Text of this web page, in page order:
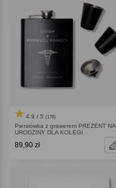
4.9 / 5 (178)
Piersiówka z grawerem PREZENT NA
URODZINY DLA KOLEGI
89,90 zł